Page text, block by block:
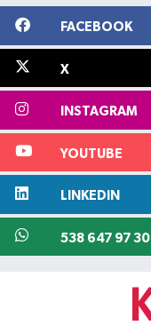
FACEBOOK
X
INSTAGRAM
YOUTUBE
LINKEDIN
538 647 97 30